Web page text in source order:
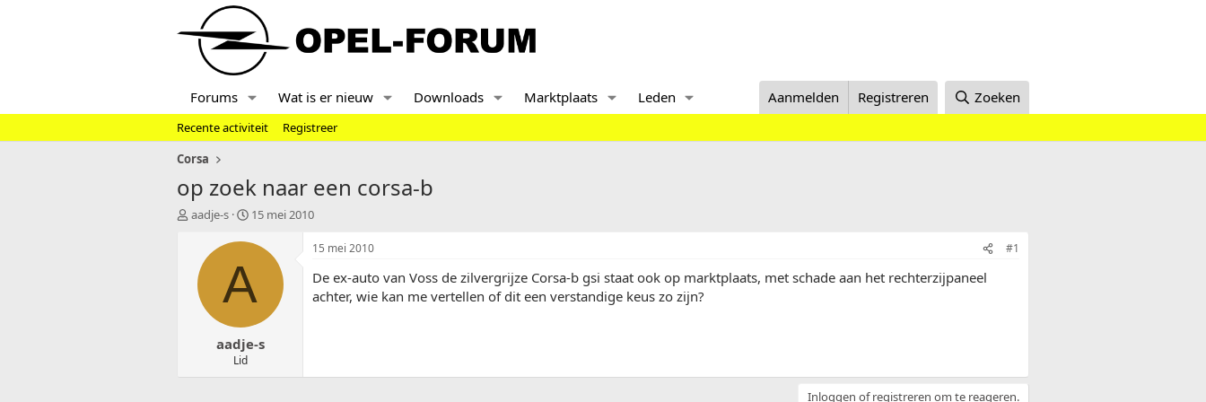
Forums Wat is er nieuw Downloads Marktplaats Leden Aanmelden Registreren Zoeken
Recente activiteit
Registreer
Corsa
op zoek naar een corsa-b
T
e
aadje-s
S
a
d
t
u
15 mei 2010
A
aadje-s
Lid
15 mei 2010 #1
De ex-auto van Voss de zilvergrijze Corsa-b gsi staat ook op marktplaats, met schade aan het rechterzijpaneel
achter, wie kan me vertellen of dit een verstandige keus zo zijn?
Inloggen of registreren om te reageren.